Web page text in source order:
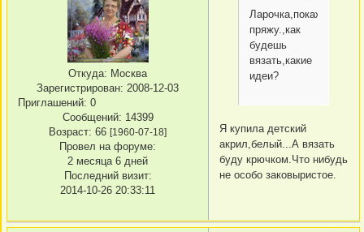
Откуда: Москва
Зарегистрирован: 2008-12-03
Приглашений: 0
Сообщений: 14399
Возраст: 66 [1960-07-18]
Провел на форуме:
2 месяца 6 дней
Последний визит:
2014-10-26 20:33:11
Ларочка,покажи
пряжу.,как
будешь
вязать,какие
идеи?
Я купила детский
акрил,белый...А вязать
буду крючком.Что нибудь
не особо заковыристое.